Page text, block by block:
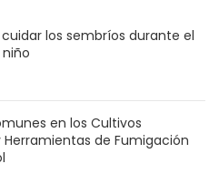
los sembríos durante el
en los Cultivos
Herramientas de Fumigación